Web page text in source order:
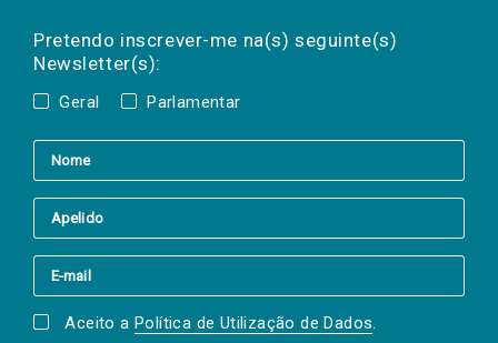
Pretendo inscrever-me na(s) seguinte(s)
Newsletter(s):
Geral Parlamentar
a(s) newsletter(s).
mail
Aceito a Política de Utilização de Dados.